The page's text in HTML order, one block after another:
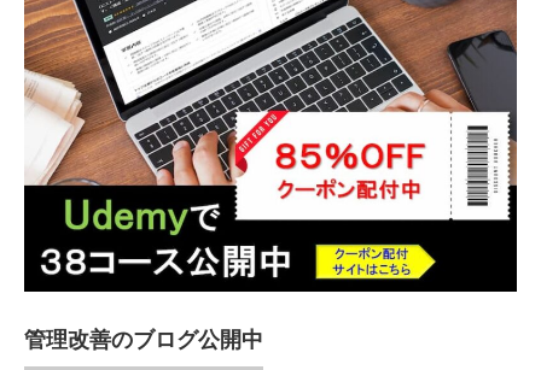
管理改善のブログ公開中